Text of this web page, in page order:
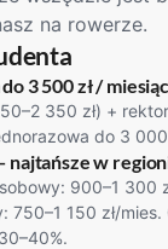
na rowerze.
3 500 zł / miesiąc
350 zł) +
do 3 000
najtańsze w
900–1 300
750–1 150 zł/